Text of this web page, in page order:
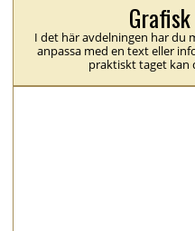
I det här avdelningen har du
anpassa med en text eller
praktiskt taget kan